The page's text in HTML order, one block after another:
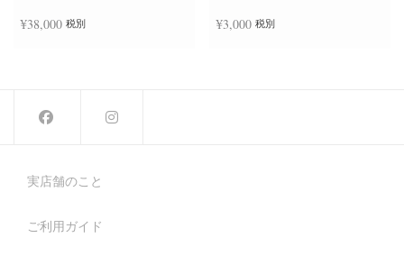
¥38,000 税別 ¥3,000 税別
実店舗のこと
ご利用ガイド